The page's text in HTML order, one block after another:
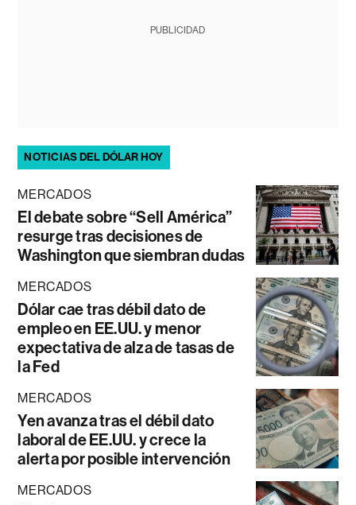
PUBLICIDAD
NOTICIAS DEL DÓLAR HOY
MERCADOS
El debate sobre “Sell América”
resurge tras decisiones de
Washington que siembran dudas
MERCADOS
Dólar cae tras débil dato de
empleo en EE.UU. y menor
expectativa de alza de tasas de
la Fed
MERCADOS
Yen avanza tras el débil dato
laboral de EE.UU. y crece la
alerta por posible intervención
MERCADOS